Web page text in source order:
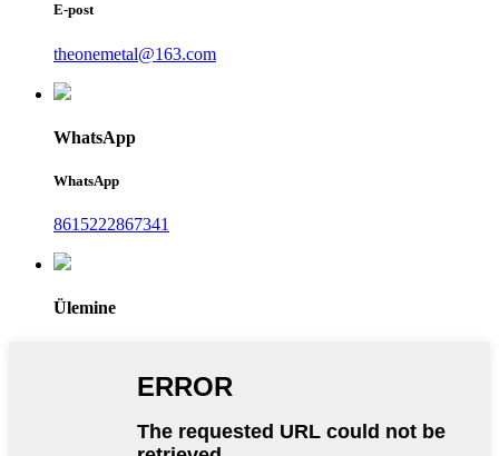
E-post
theonemetal@163.com
WhatsApp
WhatsApp
8615222867341
Ülemine